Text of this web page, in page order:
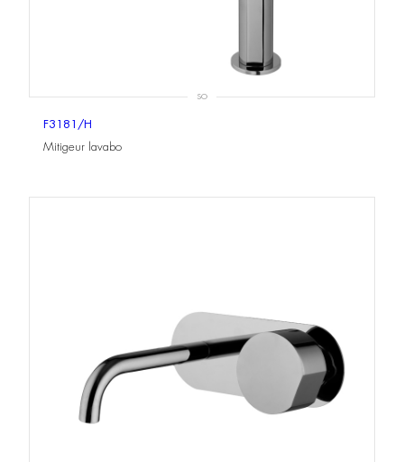
SO
F3181/H
Mitigeur lavabo